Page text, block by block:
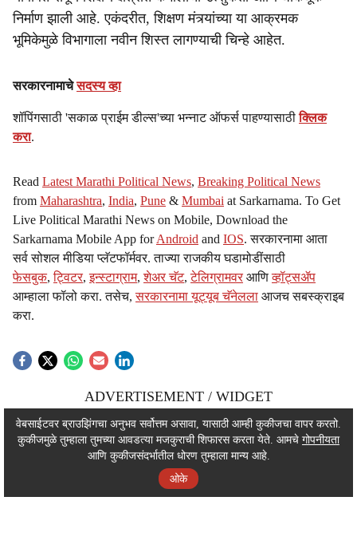
निर्माण झाली आहे. एकंदरीत, शिक्षण मंत्र्यांच्या या आक्रमक
भूमिकेमुळे विभागाला नवीन शिस्त लागण्याची चिन्हे आहेत.
सरकारनामाचेसदस्य व्हा
शॉपिंगसाठी 'सकाळ प्राईम डील्स'च्या भन्नाट ऑफर्स पाहण्यासाठीक्लिक
करा.
Read Latest Marathi Political News, Breaking Political News
from Maharashtra, India, Pune & Mumbai at Sarkarnama. To Get
Live Political Marathi News on Mobile, Download the
Sarkarnama Mobile App forAndroid and IOS. सरकारनामा आता
सर्व सोशल मीडिया प्लॅटफॉर्मवर. ताज्या राजकीय घडामोडींसाठी
फेसबुक,ट्विटर,इन्स्टाग्राम,शेअर चॅट,टेलिग्रामवर आणिव्हॉट्सॲप
आम्हाला फॉलो करा. तसेच,सरकारनामा यूट्यूब चॅनेलला आजच सबस्क्राइब
करा.
ADVERTISEMENT / WIDGET
ADVERTISEMENT / WIDGET
ADVERTISEMENT / WIDGET
वेबसाईटवर ब्राउझिंगचा अनुभव सर्वोत्तम असावा, यासाठी आम्ही कुकीजचा वापर करतो.
कुकीजमुळे तुम्हाला तुमच्या आवडत्या मजकुराची शिफारस करता येते. आमचे गोपनीयता
आणि कुकीजसंदर्भातील धोरण तुम्हाला मान्य आहे.
ओके